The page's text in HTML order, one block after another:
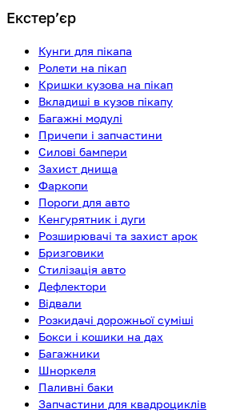
Екстерʼєр
Кунги для пікапа
Ролети на пікап
Кришки кузова на пікап
Вкладиші в кузов пікапу
Багажні модулі
Причепи і запчастини
Силові бампери
Захист днища
Фаркопи
Пороги для авто
Кенгурятник і дуги
Розширювачі та захист арок
Бризговики
Стилізація авто
Дефлектори
Відвали
Розкидачі дорожньої суміші
Бокси і кошики на дах
Багажники
Шноркеля
Паливні баки
Запчастини для квадроциклів